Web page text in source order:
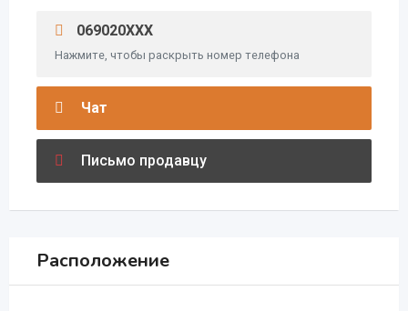
069020XXX
Нажмите, чтобы раскрыть номер телефона
Чат
Письмо продавцу
Расположение